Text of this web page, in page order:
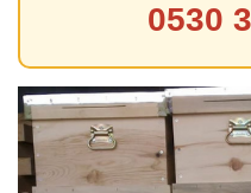
0530